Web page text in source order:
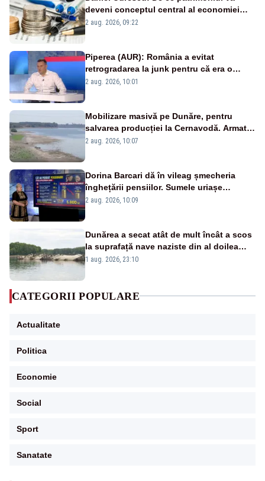
deveni conceptul central al economiei
viitoare?
2 aug. 2026, 09:22
Piperea (AUR): România a evitat
retrogradarea la junk pentru că era o
catastrofă pentru bănci și fondurile de
2 aug. 2026, 10:01
Mobilizare masivă pe Dunăre, pentru
salvarea producției la Cernavodă. Armata
va detona o stâncă și va devia apa
2 aug. 2026, 10:07
Dorina Barcari dă în vileag șmecheria
înghețării pensiilor. Sumele uriașe
pierdute de fiecare român
2 aug. 2026, 10:09
Dunărea a secat atât de mult încât a scos
la suprafață nave naziste din al doilea
război mondial
1 aug. 2026, 23:10
CATEGORII POPULARE
Actualitate
Politica
Economie
Social
Sport
Sanatate